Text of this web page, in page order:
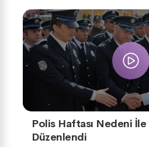
Polis Haftası Nedeni
Düzenlendi